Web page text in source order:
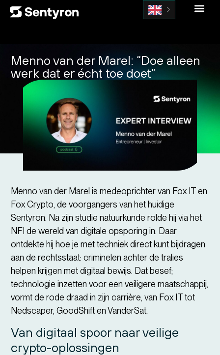
Menno van der Marel: “Doe alleen
werk dat er écht toe doet”
Menno van der Marel is medeoprichter van Fox IT en
Fox Crypto, de voorgangers van het huidige
Sentyron. Na zijn studie natuurkunde rolde hij via het
NFI de wereld van digitale opsporing in. Daar
ontdekte hij hoe je met techniek direct kunt bijdragen
aan de rechtsstaat: criminelen achter de tralies
helpen krijgen met digitaal bewijs. Dat besef;
technologie inzetten voor een veiligere maatschappij,
vormt de rode draad in zijn carrière, van Fox IT tot
Nedscaper, GoodShift en VanderSat.
Van digitaal spoor naar veilige
crypto-oplossingen